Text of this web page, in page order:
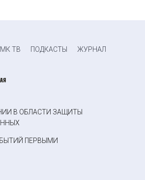
ТВ ПОДКАСТЫ ЖУРНАЛ
В ОБЛАСТИ ЗАЩИТЫ
ПЕРВЫМИ